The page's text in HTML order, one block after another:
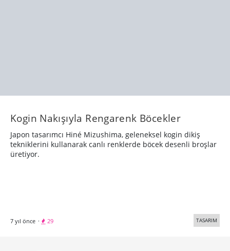
Kogin Nakışıyla Rengarenk Böcekler
Japon tasarımcı Hiné Mizushima, geleneksel kogin dikiş
tekniklerini kullanarak canlı renklerde böcek desenli broşlar
üretiyor.
7 yıl önce · 29 TASARIM